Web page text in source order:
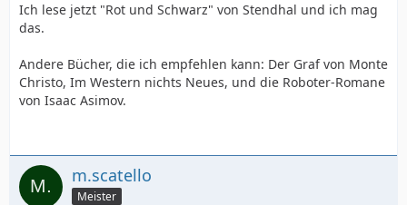
Ich lese jetzt "Rot und Schwarz" von Stendhal und ich mag
das.
Andere Bücher, die ich empfehlen kann: Der Graf von Monte
Christo, Im Western nichts Neues, und die Roboter-Romane
von Isaac Asimov.
m.scatello
Meister